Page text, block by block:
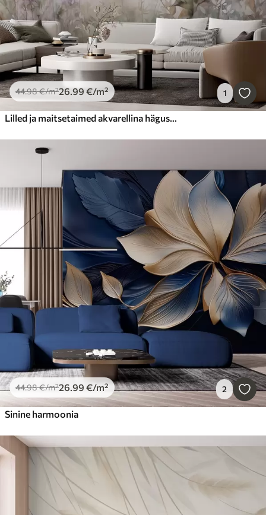
44.98€/m²26.99 €/m² 1
Lilled ja maitsetaimed akvarellina hägusas stiilis
44.98€/m²26.99 €/m² 2
Sinine harmoonia